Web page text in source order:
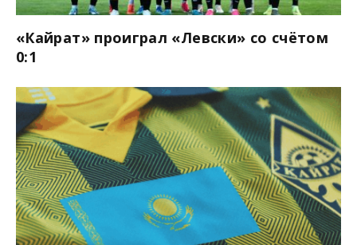
«Кайрат» проиграл «Левски» со счётом
0:1